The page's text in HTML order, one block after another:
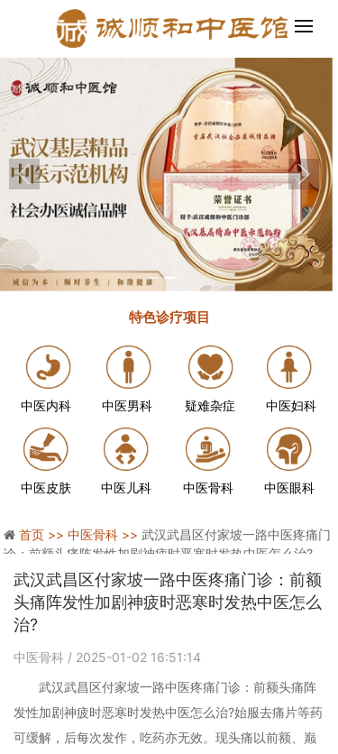
特色诊疗项目
中医内科 中医男科 疑难杂症 中医妇科
中医皮肤 中医儿科 中医骨科 中医眼科
轻松创建企业官网和小程序！ 2.百度智能建站发布啦！
首页 >> 中医骨科 >> 武汉武昌区付家坡一路中医疼痛门
诊：前额头痛阵发性加剧神疲时恶寒时发热中医怎么治?
武汉武昌区付家坡一路中医疼痛门诊：前额
头痛阵发性加剧神疲时恶寒时发热中医怎么
治?
中医骨科 / 2025-01-02 16:51:14
武汉武昌区付家坡一路中医疼痛门诊：前额头痛阵
发性加剧神疲时恶寒时发热中医怎么治?始服去痛片等药
可缓解，后每次发作，吃药亦无效。现头痛以前额、巅